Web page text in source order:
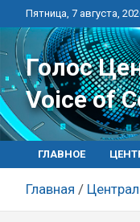
Перейти
к
контенту
Пятница, 7 августа,
Голос
Voice of
ГЛАВНОЕ
Главная